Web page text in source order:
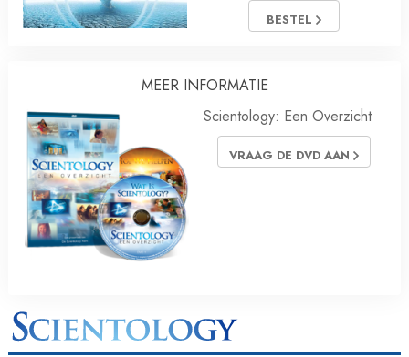
BESTEL
MEER INFORMATIE
Scientology: Een Overzicht
VRAAG DE DVD AAN